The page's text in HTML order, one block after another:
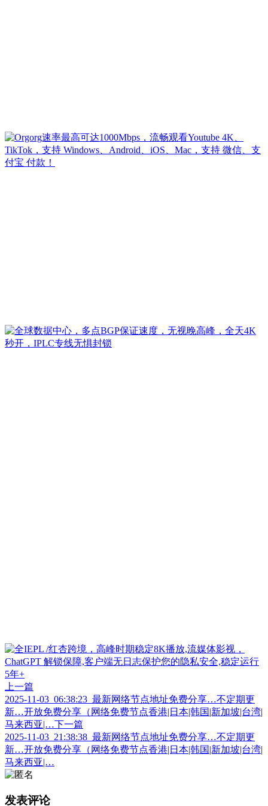
上一篇
2025-11-03_06:38:23_最新网络节点地址免费分享…不定期更
新…开放免费分享（网络免费节点香港|日本|韩国|新加坡|台湾|
马来西亚|… 下一篇
2025-11-03_21:38:38_最新网络节点地址免费分享…不定期更
新…开放免费分享（网络免费节点香港|日本|韩国|新加坡|台湾|
马来西亚|…
发表评论